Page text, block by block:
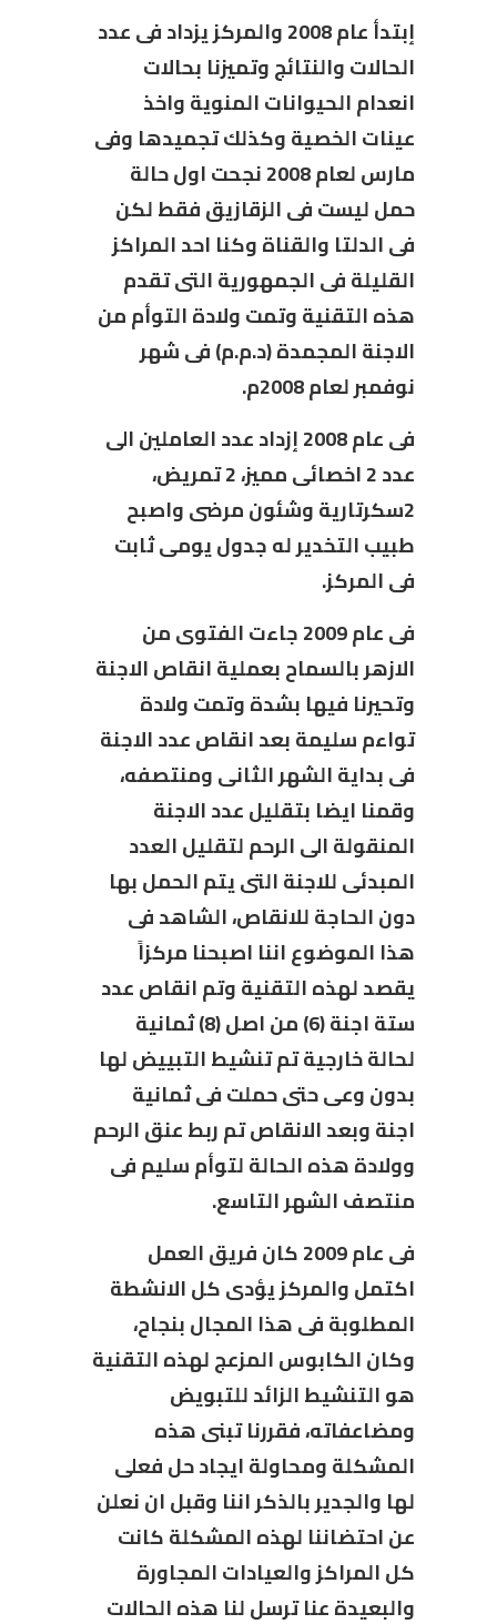
إبتدأ عام 2008 والمركز يزداد فى عدد
الحالات والنتائج وتميزنا بحالات
انعدام الحيوانات المنوية واخذ
عينات الخصية وكذلك تجميدها وفى
مارس لعام 2008 نجحت اول حالة
حمل ليست فى الزقازيق فقط لكن
فى الدلتا والقناة وكنا احد المراكز
القليلة فى الجمهورية التى تقدم
هذه التقنية وتمت ولادة التوأم من
الاجنة المجمدة (د.م.م) فى شهر
نوفمبر لعام 2008م.
فى عام 2008 إزداد عدد العاملين الى
عدد 2 اخصائى مميز، 2 تمريض،
2سكرتارية وشئون مرضى واصبح
طبيب التخدير له جدول يومى ثابت
فى المركز.
فى عام 2009 جاءت الفتوى من
الازهر بالسماح بعملية انقاص الاجنة
وتحيرنا فيها بشدة وتمت ولادة
تواءم سليمة بعد انقاص عدد الاجنة
فى بداية الشهر الثانى ومنتصفه،
وقمنا ايضا بتقليل عدد الاجنة
المنقولة الى الرحم لتقليل العدد
المبدئى للاجنة التى يتم الحمل بها
دون الحاجة للانقاص، الشاهد فى
هذا الموضوع اننا اصبحنا مركزاً
يقصد لهذه التقنية وتم انقاص عدد
ستة اجنة (6) من اصل (8) ثمانية
لحالة خارجية تم تنشيط التبييض لها
بدون وعى حتى حملت فى ثمانية
اجنة وبعد الانقاص تم ربط عنق الرحم
وولادة هذه الحالة لتوأم سليم فى
منتصف الشهر التاسع.
فى عام 2009 كان فريق العمل
اكتمل والمركز يؤدى كل الانشطة
المطلوبة فى هذا المجال بنجاح،
وكان الكابوس المزعج لهذه التقنية
هو التنشيط الزائد للتبويض
ومضاعفاته، فقررنا تبنى هذه
المشكلة ومحاولة ايجاد حل فعلى
لها والجدير بالذكر اننا وقبل ان نعلن
عن احتضاننا لهذه المشكلة كانت
كل المراكز والعيادات المجاورة
والبعيدة عنا ترسل لنا هذه الحالات